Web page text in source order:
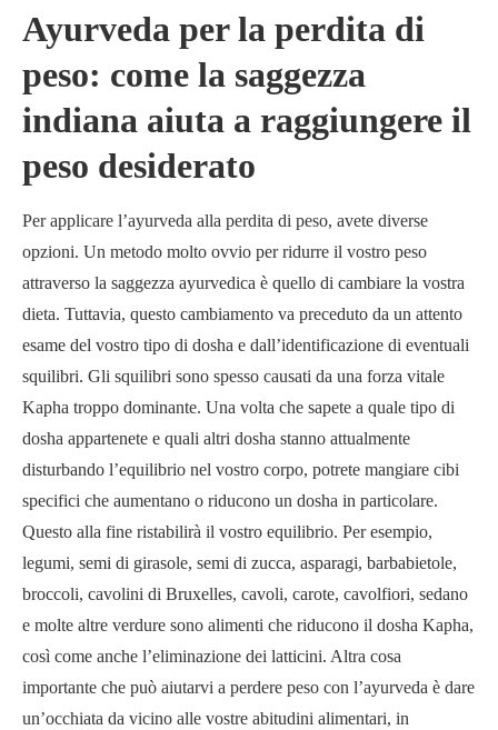
Ayurveda per la perdita di
peso: come la saggezza
indiana aiuta a raggiungere il
peso desiderato
Per applicare l’ayurveda alla perdita di peso, avete diverse
opzioni. Un metodo molto ovvio per ridurre il vostro peso
attraverso la saggezza ayurvedica è quello di cambiare la vostra
dieta. Tuttavia, questo cambiamento va preceduto da un attento
esame del vostro tipo di dosha e dall’identificazione di eventuali
squilibri. Gli squilibri sono spesso causati da una forza vitale
Kapha troppo dominante. Una volta che sapete a quale tipo di
dosha appartenete e quali altri dosha stanno attualmente
disturbando l’equilibrio nel vostro corpo, potrete mangiare cibi
specifici che aumentano o riducono un dosha in particolare.
Questo alla fine ristabilirà il vostro equilibrio. Per esempio,
legumi, semi di girasole, semi di zucca, asparagi, barbabietole,
broccoli, cavolini di Bruxelles, cavoli, carote, cavolfiori, sedano
e molte altre verdure sono alimenti che riducono il dosha Kapha,
così come anche l’eliminazione dei latticini. Altra cosa
importante che può aiutarvi a perdere peso con l’ayurveda è dare
un’occhiata da vicino alle vostre abitudini alimentari, in